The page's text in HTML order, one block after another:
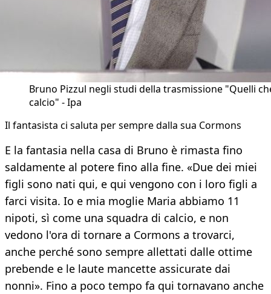
Bruno Pizzul negli studi della trasmissione "Quelli
calcio" - Ipa
Il fantasista ci saluta per sempre dalla sua Cormons
E la fantasia nella casa di Bruno è rimasta fino
saldamente al potere fino alla fine. «Due dei miei
figli sono nati qui, e qui vengono con i loro figli a
farci visita. Io e mia moglie Maria abbiamo 11
nipoti, sì come una squadra di calcio, e non
vedono l'ora di tornare a Cormons a trovarci,
anche perché sono sempre allettati dalle ottime
prebende e le laute mancette assicurate dai
nonni». Fino a poco tempo fa qui tornavano anche